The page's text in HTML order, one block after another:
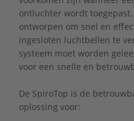
ontluchter wordt toegepast.
ontworpen om snel en
ingesloten luchtbellen te
systeem moet worden
voor een snelle en
De SpiroTop is de
oplossing voor: